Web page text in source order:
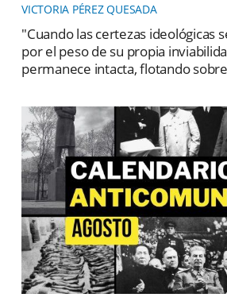
VICTORIA PÉREZ QUESADA
"Cuando las certezas ideológicas
por el peso de su propia
permanece intacta, flotando